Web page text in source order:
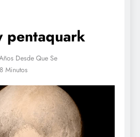
pentaquark
Desde Que Se
8 Minutos